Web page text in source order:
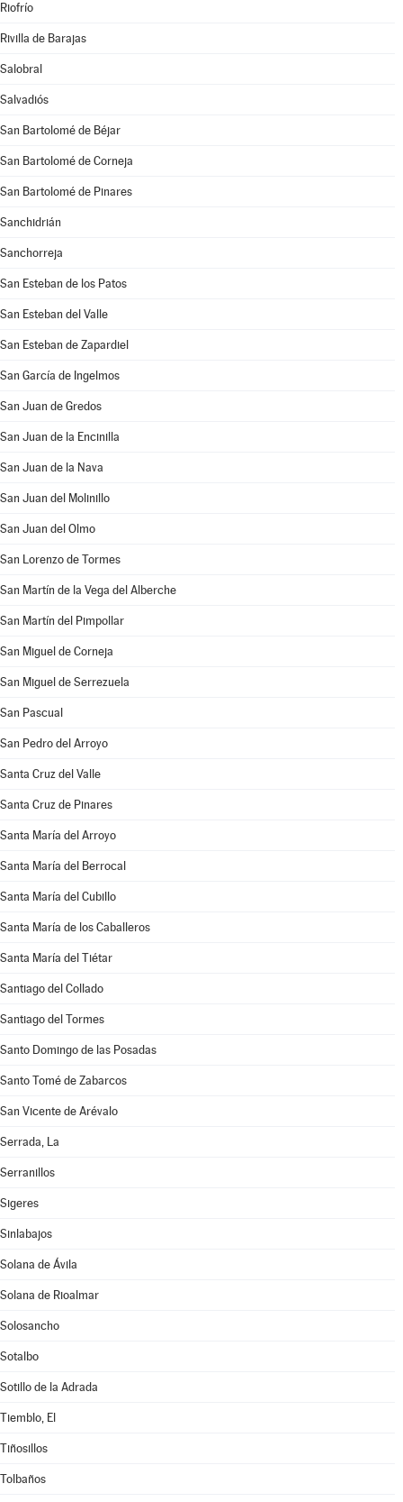
Riofrío
Rivilla de Barajas
Salobral
Salvadiós
San Bartolomé de Béjar
San Bartolomé de Corneja
San Bartolomé de Pinares
Sanchidrián
Sanchorreja
San Esteban de los Patos
San Esteban del Valle
San Esteban de Zapardiel
San García de Ingelmos
San Juan de Gredos
San Juan de la Encinilla
San Juan de la Nava
San Juan del Molinillo
San Juan del Olmo
San Lorenzo de Tormes
San Martín de la Vega del Alberche
San Martín del Pimpollar
San Miguel de Corneja
San Miguel de Serrezuela
San Pascual
San Pedro del Arroyo
Santa Cruz del Valle
Santa Cruz de Pinares
Santa María del Arroyo
Santa María del Berrocal
Santa María del Cubillo
Santa María de los Caballeros
Santa María del Tiétar
Santiago del Collado
Santiago del Tormes
Santo Domingo de las Posadas
Santo Tomé de Zabarcos
San Vicente de Arévalo
Serrada, La
Serranillos
Sigeres
Sinlabajos
Solana de Ávila
Solana de Rioalmar
Solosancho
Sotalbo
Sotillo de la Adrada
Tiemblo, El
Tiñosillos
Tolbaños